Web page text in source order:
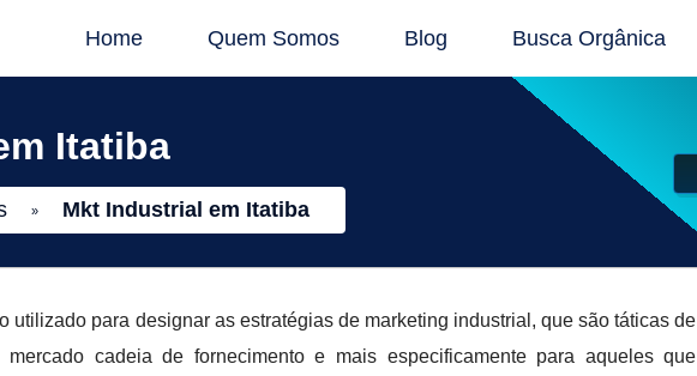
Home Quem Somos Blog Busca Orgânica
Itatiba
» Mkt Industrial em Itatiba
utilizado para designar as estratégias de marketing industrial, que são táticas de
cadeia de fornecimento e mais especificamente para aqueles que